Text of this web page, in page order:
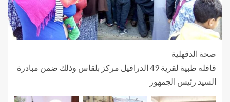
صحة الدقهلية
قافله طبية لقرية 49 الدرافيل مركز بلقاس وذلك ضمن مبادرة
السيد رئيس الجمهور